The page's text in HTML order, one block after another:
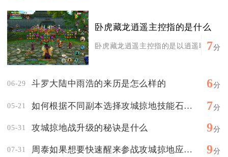
卧虎藏龙逍遥主控指的是什么
卧虎藏龙逍遥主控指的是以逍遥职业为
7分
06-29 斗罗大陆中雨浩的来历是怎么样的 6分
05-21 如何根据不同副本选择攻城掠地技能石搭配 7分
05-31 攻城掠地战升级的秘诀是什么 9分
07-31 周泰如果想要快速醒来参战攻城掠地应该怎样做才有效 9分